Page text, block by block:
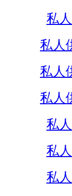
私
私人
私人
私人
私
私
私